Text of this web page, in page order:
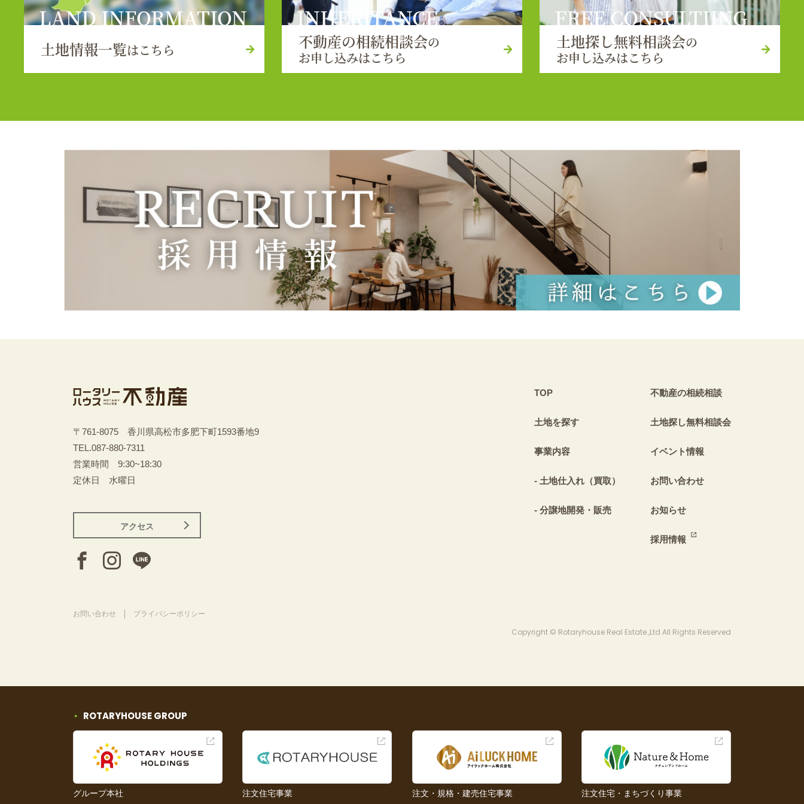
LAND INFORMATION
土地情報一覧はこちら
INHERITANCE
不動産の相続相談会の
お申し込みはこちら
FREE CONSULTIING
土地探し無料相談会の
お申し込みはこちら
TOP
土地を探す
事業内容
土地仕入れ（買取）
分譲地開発・販売
不動産の相続相談
土地探し無料相談会
イベント情報
お問い合わせ
お知らせ
採用情報
〒761-8075 香川県高松市多肥下町1593番地9
TEL.087-880-7311
営業時間 9:30~18:30
定休日 水曜日
アクセス
お問い合わせ プライバシーポリシー
Copyright © Rotaryhouse Real Estate.,Ltd All Rights Reserved
ROTARYHOUSE GROUP
グループ本社 注文住宅事業 注文・規格・建売住宅事業 注文住宅・まちづくり事業